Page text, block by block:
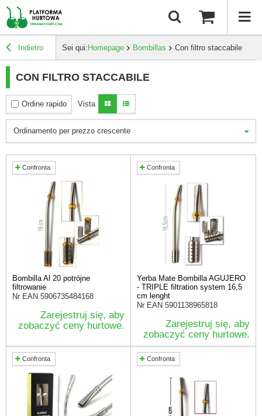
Indietro Sei qui: Homepage Bombillas Con filtro staccabile
CON FILTRO STACCABILE
Ordine rapido Vista
Ordinamento per prezzo crescente
Confronta
Bombilla Al 20 potrójne
filtrowanie
Nr EAN 5906735484168
Zarejestruj się, aby
zobaczyć ceny hurtowe.
Confronta
Yerba Mate Bombilla AGUJERO
- TRIPLE filtration system 16,5
cm lenght
Nr EAN 5901138965818
Zarejestruj się, aby
zobaczyć ceny hurtowe.
Confronta Confronta